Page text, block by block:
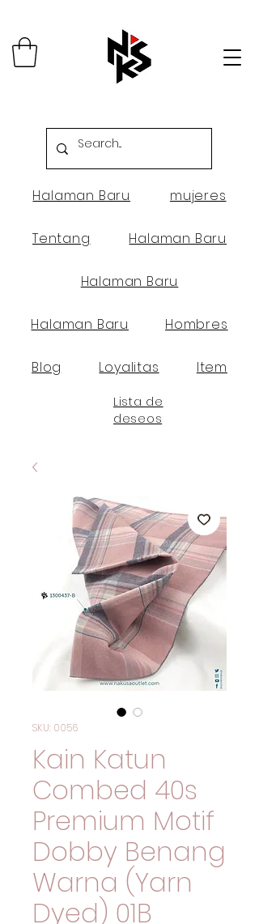
Halaman Baru mujeres
Tentang Halaman Baru
Halaman Baru
Halaman Baru Hombres
Blog Loyalitas Item
Lista de
deseos
SKU: 0056
Kain Katun
Combed 40s
Premium Motif
Dobby Benang
Warna (Yarn
Dyed) 01B